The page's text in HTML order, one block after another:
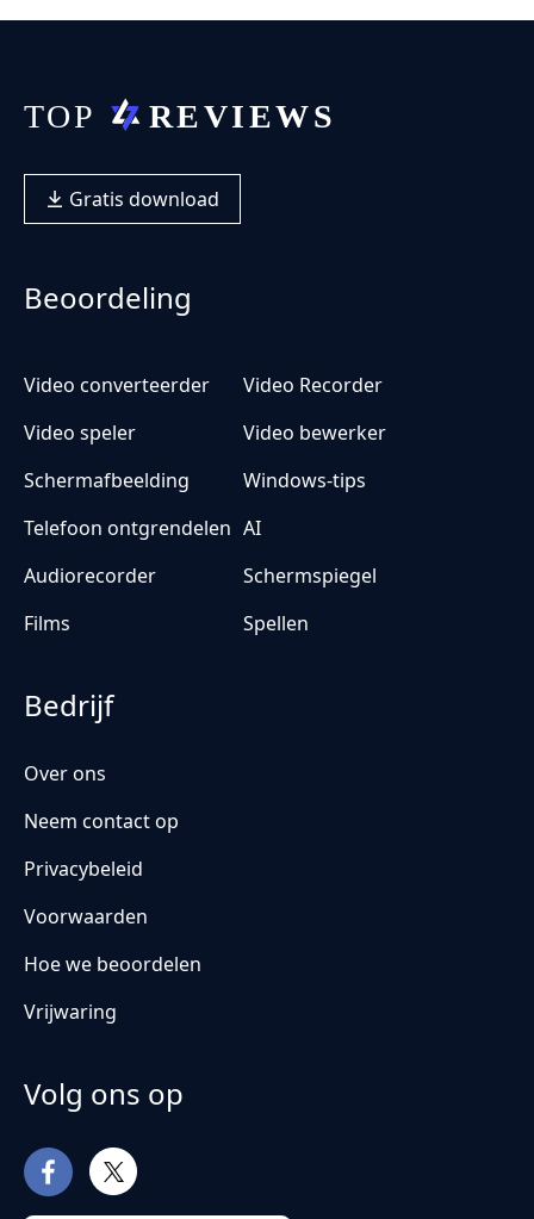
Gratis download
Beoordeling
Video converteerder
Video Recorder
Video speler
Video bewerker
Schermafbeelding
Windows-tips
Telefoon ontgrendelen AI
Audiorecorder
Schermspiegel
Films
Spellen
Bedrijf
Over ons
Neem contact op
Privacybeleid
Voorwaarden
Hoe we beoordelen
Vrijwaring
Volg ons op